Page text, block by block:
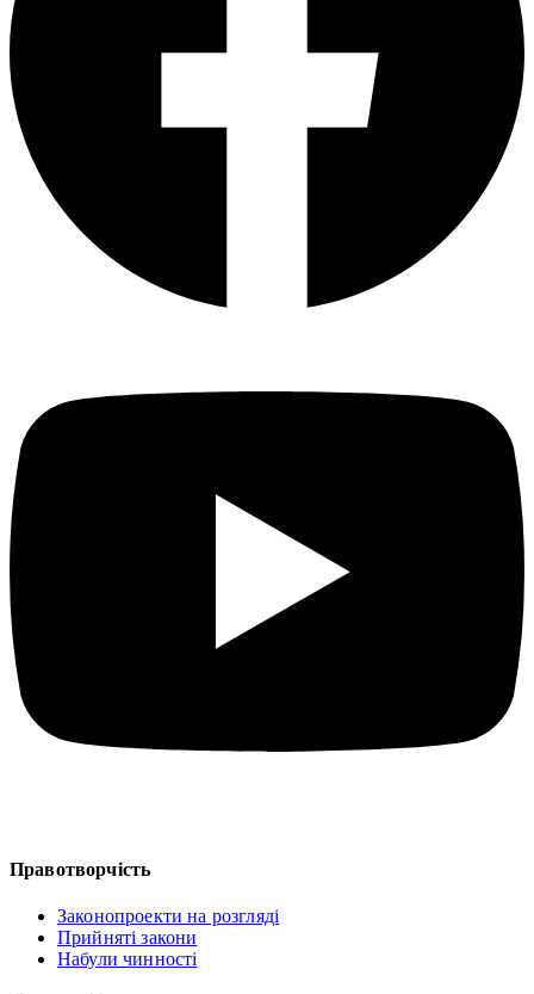
Правотворчість
Законопроекти на розгляді
Прийняті закони
Набули чинності